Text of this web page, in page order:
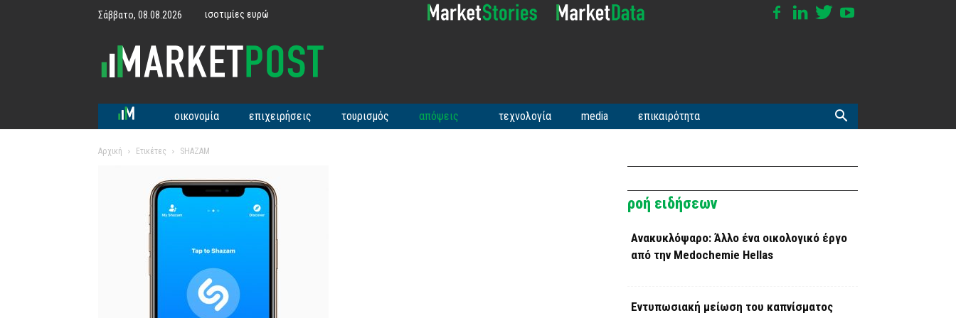
Σάββατο, 08.08.2026 ισοτιμίες ευρώ
οικονομία επιχειρήσεις τουρισμός απόψεις τεχνολογία media επικαιρότητα
Αρχική Ετικέτες SHAZAM
ροή ειδήσεων
Ανακυκλόψαρο: Άλλο ένα οικολογικό έργο
από την Medochemie Hellas
Εντυπωσιακή μείωση του καπνίσματος